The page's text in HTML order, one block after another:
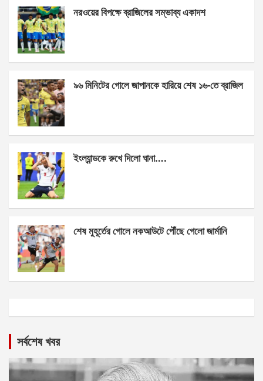
b
o
o
k
n
g
er
s
p
e
নরওয়ের বিপক্ষে ব্রাজিলের সম্ভাব্য একাদশ
৯৬ মিনিটের গোলে জাপানকে হারিয়ে শেষ ১৬-তে ব্রাজিল
ইংল্যান্ডকে রুখে দিলো ঘানা….
শেষ মুহূর্তের গোলে নকআউটে পৌঁছে গেলো জার্মানি
সর্বশেষ খবর